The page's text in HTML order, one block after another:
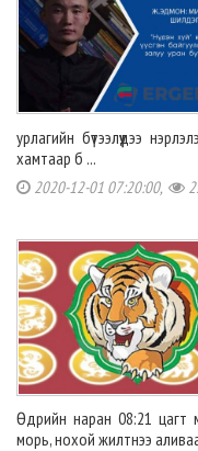
урлагийн бүтээлүүдээ
хамтаар б ...
2020-12-01 07:20:00,
Өдрийн наран 08:21 цагт
морь, нохой жилтнээ